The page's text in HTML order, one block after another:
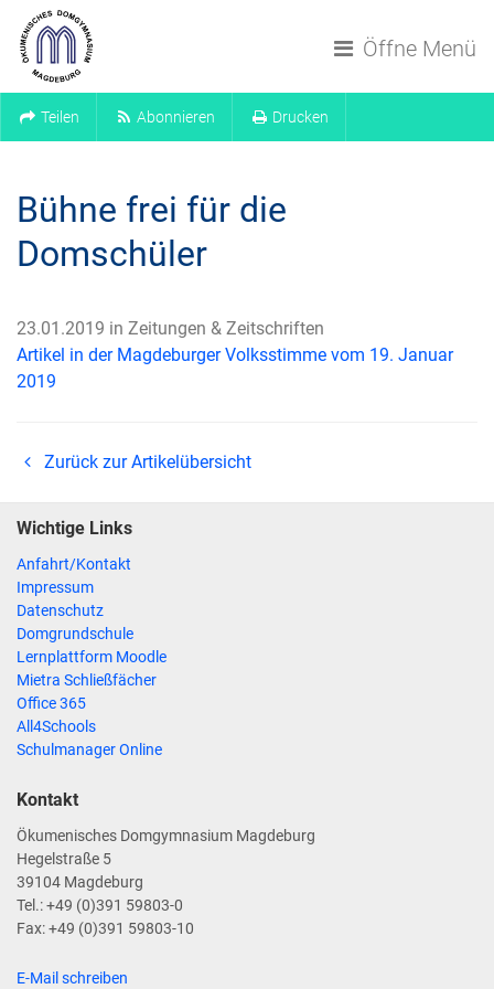
Öffne Menü
Teilen Abonnieren Drucken
Bühne frei für die
Domschüler
23.01.2019 in Zeitungen & Zeitschriften
Artikel in der Magdeburger Volksstimme vom 19. Januar
2019
Zurück zur Artikelübersicht
Wichtige Links
Anfahrt/Kontakt
Impressum
Datenschutz
Domgrundschule
Lernplattform Moodle
Mietra Schließfächer
Office 365
All4Schools
Schulmanager Online
Kontakt
Ökumenisches Domgymnasium Magdeburg
Hegelstraße 5
39104 Magdeburg
Tel.: +49 (0)391 59803-0
Fax: +49 (0)391 59803-10
E-Mail schreiben